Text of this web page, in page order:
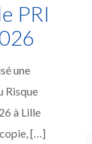
PRI
une
Risque
à Lille
[…]